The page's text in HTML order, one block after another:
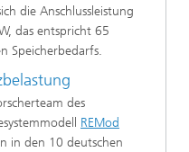
die Anschlussleistung
das entspricht 65
Speicherbedarfs.
des
REMod
in den 10 deutschen